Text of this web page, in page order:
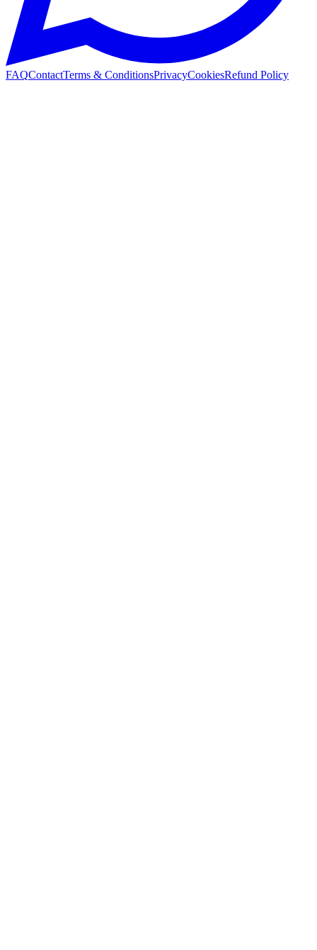
FAQContactTerms & ConditionsPrivacyCookiesRefund Policy